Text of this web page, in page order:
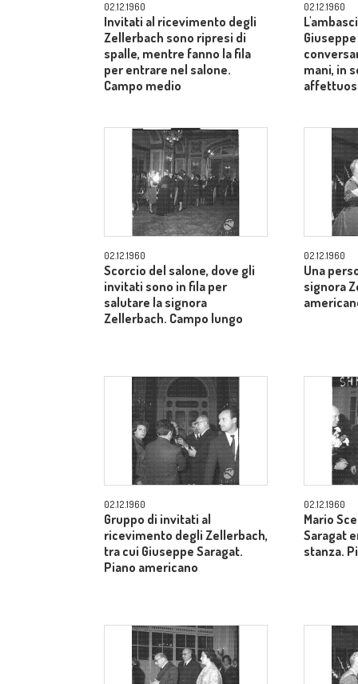
02.12.1960
Invitati al ricevimento degli
Zellerbach sono ripresi di
spalle, mentre fanno la fila
per entrare nel salone.
Campo medio
02.12.1960
mani, in
02.12.1960
Scorcio del salone, dove gli
invitati sono in fila per
salutare la signora
Zellerbach. Campo lungo
02.12.1960
Una
signora
02.12.1960
Gruppo di invitati al
ricevimento degli Zellerbach,
tra cui Giuseppe Saragat.
Piano americano
02.12.1960
Mario
Saragat
stanza.